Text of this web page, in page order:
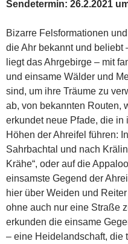
Sendetermin: 26.2.2021
Bizarre Felsformationen
die Ahr bekannt und beliebt
liegt das Ahrgebirge – mit
und einsame Wälder und
sind, um ihre Träume zu
ab, von bekannten Routen,
erkundet neue Pfade, die
Höhen der Ahreifel führen:
Sahrbachtal und nach
Krähe“, oder auf die
einsamste Gegend der
hier über Weiden und
ohne auch nur eine Straße
erkunden die einsame
– eine Heidelandschaft, die